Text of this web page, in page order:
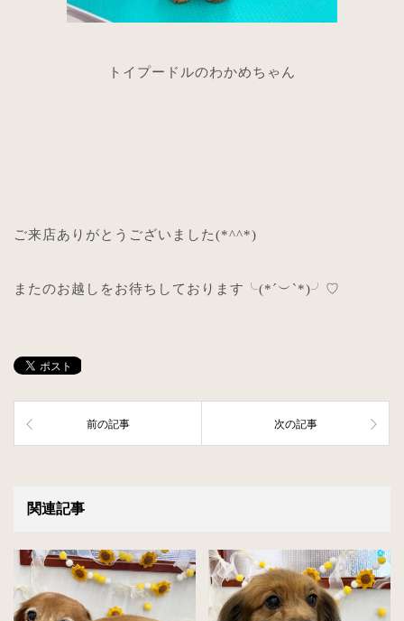
トイプードルのわかめちゃん
ご来店ありがとうございました(*^^*)
またのお越しをお待ちしております╰(*´︶ `*)╯ ♡
前の記事 次の記事
関連記事